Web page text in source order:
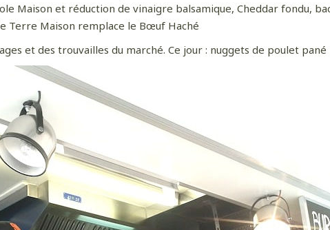
Maison et réduction de vinaigre balsamique, Cheddar fondu,
Terre Maison remplace le Bœuf Haché
et des trouvailles du marché. Ce jour : nuggets de poulet pané